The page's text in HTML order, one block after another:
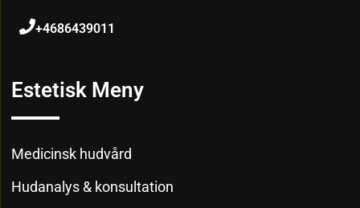
+4686439011
Estetisk Meny
Medicinsk hudvård
Hudanalys & konsultation